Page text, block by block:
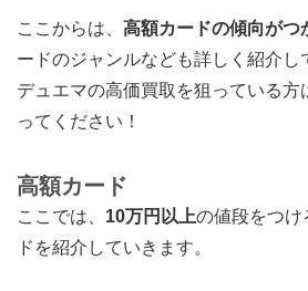
ここからは、 高額カードの傾向がつ
ードのジャンルなども詳しく紹介し
デュエマの高価買取を狙っている方
ってください！
高額カード
ここでは、 10万円以上の値段をつけ
ドを紹介していきます。